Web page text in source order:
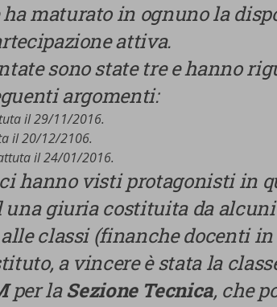
LE MIE SCELTE
maturato in ognuno la
attiva.
sono state tre e hanno
argomenti:
il 29/11/2016.
il 20/12/2106.
il 24/01/2016.
ci hanno visti protagonisti in
una giuria costituita da
classi (finanche docenti in
a vincere è stata la
per laSezione Tecnica, che